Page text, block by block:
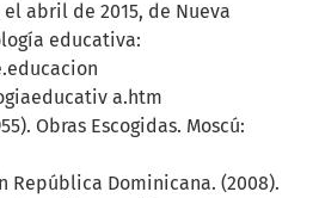
abril de 2015, de Nueva
educativa:
a.htm
Obras Escogidas. Moscú:
República Dominicana. (2008).